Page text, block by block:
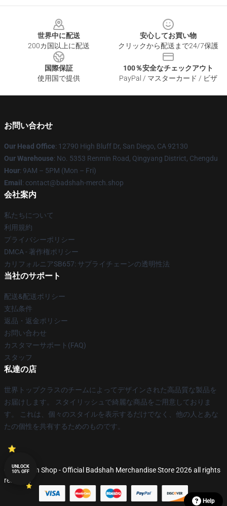
世界中に配送
200カ国以上に配送
安心してお買い物
クリックから配送まで24/7保護
国際保証
使用国で提供
100％安全なチェックアウト
PayPal / マスターカード / ビザ
お問い合わせ
Our Head Office: 12790 High Bluff Dr, San Diego, CA 92130
Our Warehouse: No. 5353 Renmin Road, Qingyang District, Chengdu
Hour: 9AM – 5PM (Mon – Fri)
Email : contact@badshah-merch.shop
会社案内
私たちについて
利用規約
プライバシーポリシー
DMCA - 著作権ポリシー
カリフォルニアSB657: サプライチェーンの透明性法
当社のサポート
配送&配送ポリシー
支払条件
返品・返金ポリシー
お問い合わせ
カスタマーサポート(FAQ)
スタッフ
私達の店
世界トップクラスのチームによってデザインされた高品質な製品を
お届けします。 スタイリッシュで綺麗な商品をご用意しておりま
す。 これは、個々のスタイルを表示するだけでなく、他の人とあな
たの個性を共有するためのものです。
© Badshah Shop - Official Badshah Merchandise Store 2026 all rights
reserved
Help
UNLOCK
10% OFF